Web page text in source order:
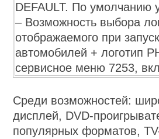
DEFAULT. По умолчанию
– Возможность выбора
отображаемого при
автомобилей + логотип
сервисное меню 7253,
Среди возможностей:
дисплей, DVD-
популярных форматов,